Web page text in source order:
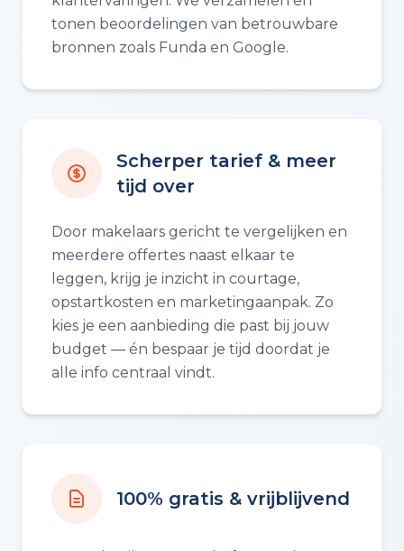
tonen beoordelingen van betrouwbare
bronnen zoals Funda en Google.
Scherper tarief & meer
tijd over
Door makelaars gericht te vergelijken en
meerdere offertes naast elkaar te
leggen, krijg je inzicht in courtage,
opstartkosten en marketingaanpak. Zo
kies je een aanbieding die past bij jouw
budget — én bespaar je tijd doordat je
alle info centraal vindt.
100% gratis & vrijblijvend